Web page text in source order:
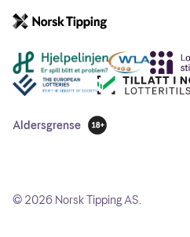
Andre lenker
Aldersgrense
18 år
© 2026 Norsk Tipping AS.